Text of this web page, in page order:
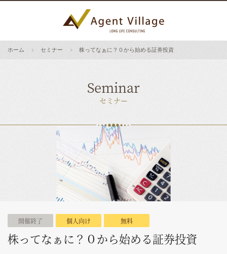
ホーム セミナー 株ってなぁに？０から始める証券投資
Seminar
セミナー
開催終了 個人向け 無料
株ってなぁに？０から始める証券投資